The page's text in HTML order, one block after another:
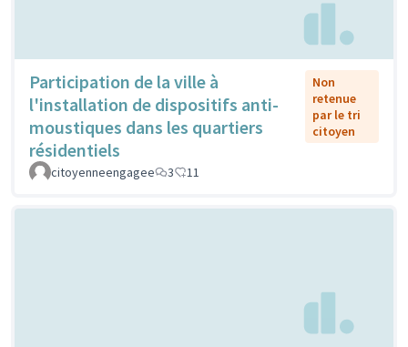
Participation de la ville à
l'installation de dispositifs anti-
moustiques dans les quartiers
résidentiels
Non
retenue
par le tri
citoyen
citoyenneengagee 3 11